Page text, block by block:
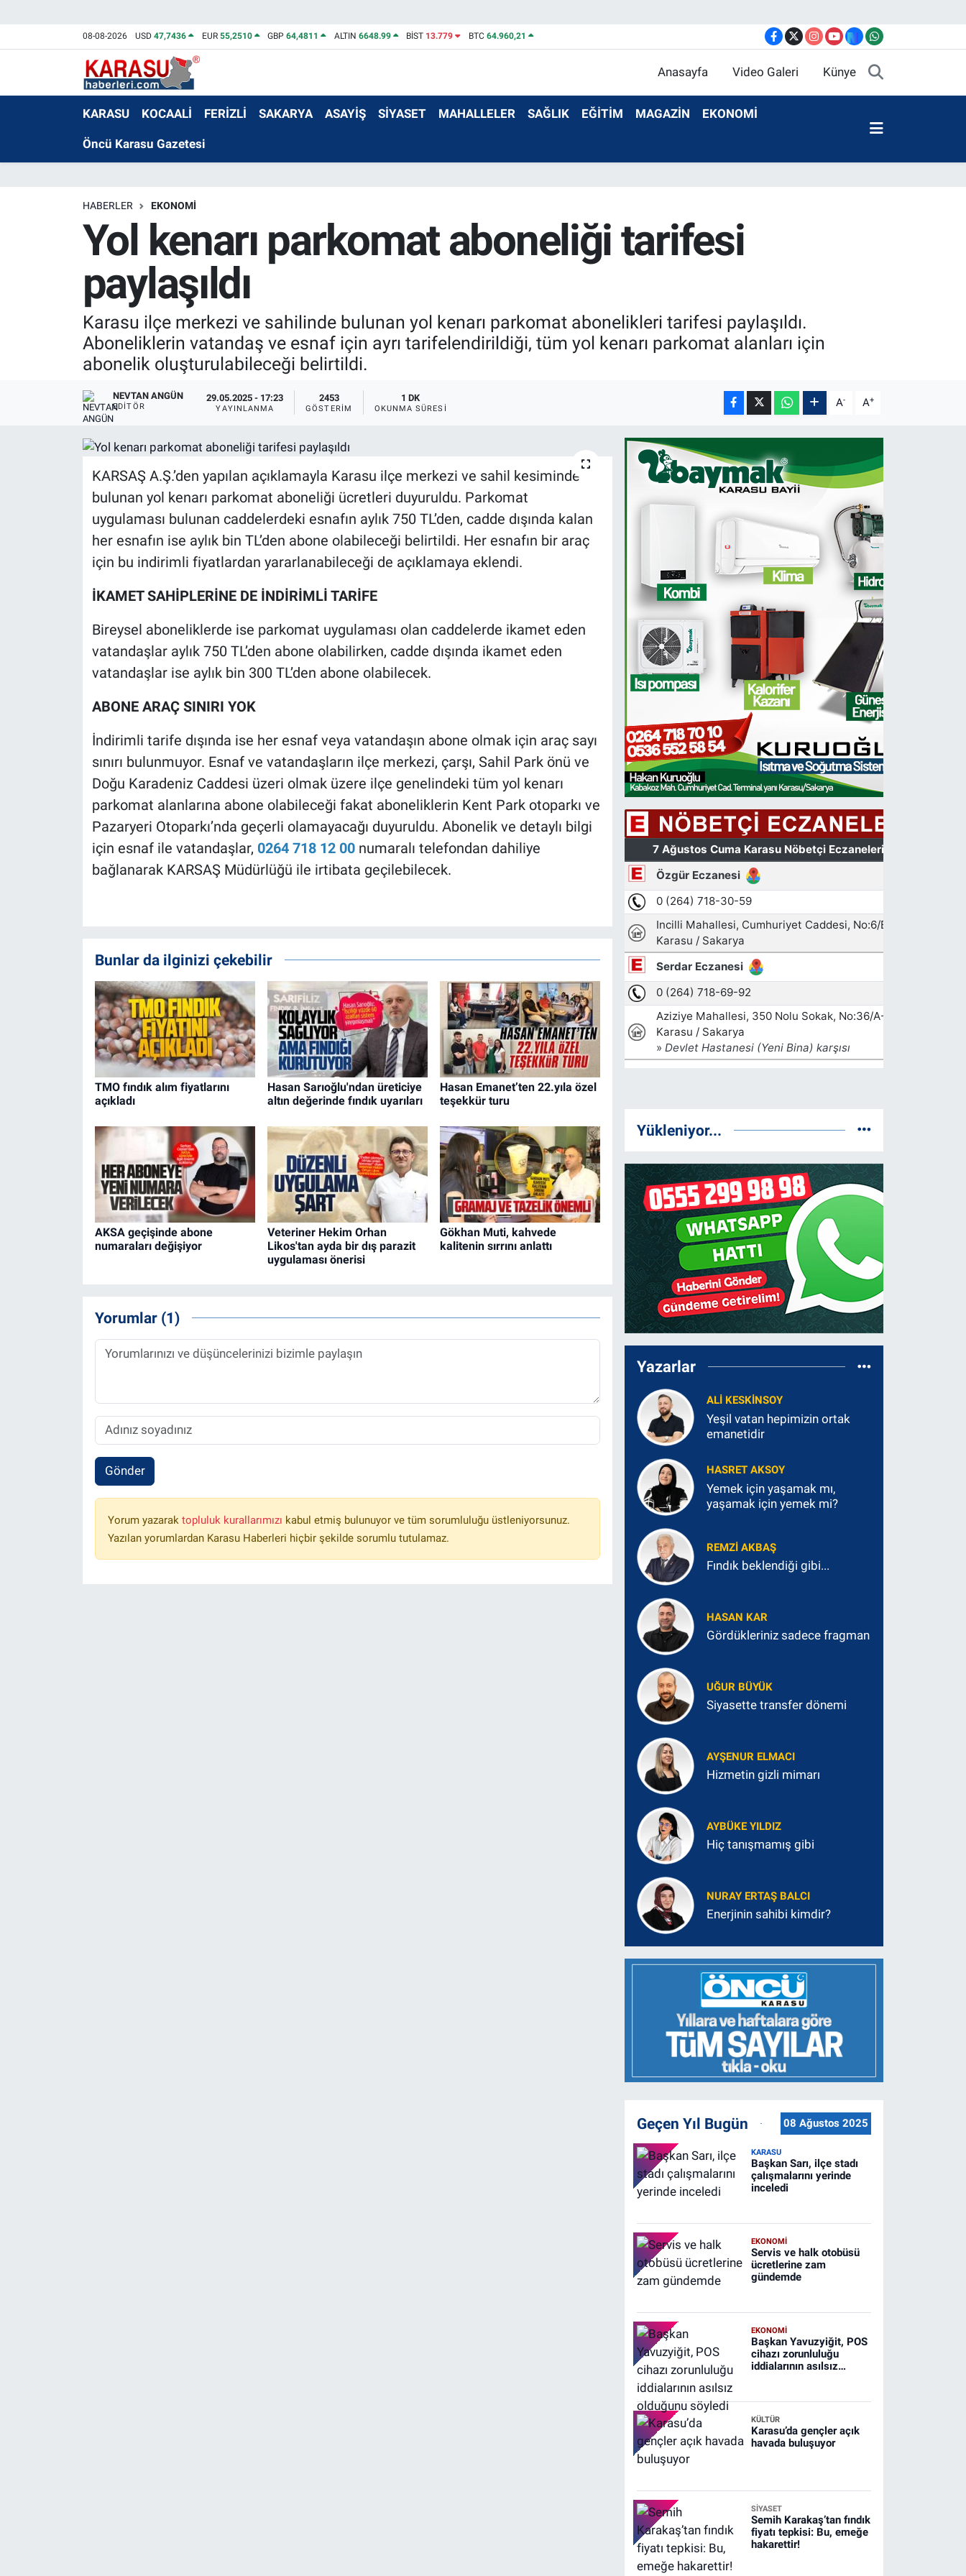
08-08-2026 USD47,7436 EUR 55,2510 GBP64,4811 ALTIN 6648.99 BİST 13.779 BTC 64.960,21
Anasayfa Video Galeri Künye
KARASU KOCAALİ FERİZLİ SAKARYA ASAYİŞ SİYASET MAHALLELER SAĞLIK EĞİTİM MAGAZİN EKONOMİ
Öncü Karasu Gazetesi
HABERLER EKONOMİ
Yol kenarı parkomat aboneliği tarifesi
paylaşıldı
Karasu ilçe merkezi ve sahilinde bulunan yol kenarı parkomat abonelikleri tarifesi paylaşıldı.
Aboneliklerin vatandaş ve esnaf için ayrı tarifelendirildiği, tüm yol kenarı parkomat alanları için
abonelik oluşturulabileceği belirtildi.
NEVTAN ANGÜN
EDITÖR
29.05.2025 - 17:23
YAYINLANMA
2453
GÖSTERIM
1 DK
OKUNMA SÜRESI A- A+
KARSAŞ A.Ş.’den yapılan açıklamayla Karasu ilçe merkezi ve sahil kesiminde
bulunan yol kenarı parkomat aboneliği ücretleri duyuruldu. Parkomat
uygulaması bulunan caddelerdeki esnafın aylık 750 TL’den, cadde dışında kalan
her esnafın ise aylık bin TL’den abone olabileceği belirtildi. Her esnafın bir araç
için bu indirimli fiyatlardan yararlanabileceği de açıklamaya eklendi.
İKAMET SAHİPLERİNE DE İNDİRİMLİ TARİFE
Bireysel aboneliklerde ise parkomat uygulaması olan caddelerde ikamet eden
vatandaşlar aylık 750 TL’den abone olabilirken, cadde dışında ikamet eden
vatandaşlar ise aylık bin 300 TL’den abone olabilecek.
ABONE ARAÇ SINIRI YOK
İndirimli tarife dışında ise her esnaf veya vatandaşın abone olmak için araç sayı
sınırı bulunmuyor. Esnaf ve vatandaşların ilçe merkezi, çarşı, Sahil Park önü ve
Doğu Karadeniz Caddesi üzeri olmak üzere ilçe genelindeki tüm yol kenarı
parkomat alanlarına abone olabileceği fakat aboneliklerin Kent Park otoparkı ve
Pazaryeri Otoparkı’nda geçerli olamayacağı duyuruldu. Abonelik ve detaylı bilgi
için esnaf ile vatandaşlar, 0264 718 12 00numaralı telefondan dahiliye
bağlanarak KARSAŞ Müdürlüğü ile irtibata geçilebilecek.
Bunlar da ilginizi çekebilir
TMO fındık alım fiyatlarını
açıkladı
Hasan Sarıoğlu'ndan üreticiye
altın değerinde fındık uyarıları
Hasan Emanet’ten 22.yıla özel
teşekkür turu
AKSA geçişinde abone
numaraları değişiyor
Veteriner Hekim Orhan
Likos'tan ayda bir dış parazit
uygulaması önerisi
Gökhan Muti, kahvede
kalitenin sırrını anlattı
Yorumlar (1)
Gönder
Yorum yazarak topluluk kurallarımızı kabul etmiş bulunuyor ve tüm sorumluluğu üstleniyorsunuz.
Yazılan yorumlardan Karasu Haberleri hiçbir şekilde sorumlu tutulamaz.
Yükleniyor...
Yazarlar
ALI KESKINSOY
Yeşil vatan hepimizin ortak
emanetidir
HASRET AKSOY
Yemek için yaşamak mı,
yaşamak için yemek mi?
REMZI AKBAŞ
Fındık beklendiği gibi...
HASAN KAR
Gördükleriniz sadece fragman
UĞUR BÜYÜK
Siyasette transfer dönemi
AYŞENUR ELMACI
Hizmetin gizli mimarı
AYBÜKE YILDIZ
Hiç tanışmamış gibi
NURAY ERTAŞ BALCI
Enerjinin sahibi kimdir?
Geçen Yıl Bugün 08 Ağustos 2025
KARASU
Başkan Sarı, ilçe stadı
çalışmalarını yerinde
inceledi
EKONOMİ
Servis ve halk otobüsü
ücretlerine zam
gündemde
EKONOMİ
Başkan Yavuzyiğit, POS
cihazı zorunluluğu
iddialarının asılsız
KÜLTÜR
Karasu’da gençler açık
havada buluşuyor
SİYASET
Semih Karakaş’tan fındık
fiyatı tepkisi: Bu, emeğe
hakarettir!